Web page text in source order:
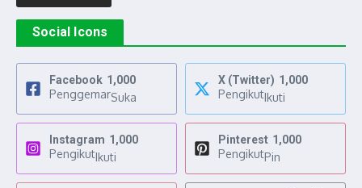
Social Icons
Facebook 1,000
PenggemarSuka
X (Twitter) 1,000
PengikutIkuti
Instagram 1,000
PengikutIkuti
Pinterest 1,000
PengikutPin